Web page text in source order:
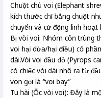
Chuột chù voi (Elephant
kích thước chỉ bằng chuột
chuyển và cử động linh
Bị vòi voi: Nhóm côn trùng
voi hại dừa/hại điều) có
dài.Vòi voi đầu đỏ (Pyrops
có chiếc vòi dài nhô ra từ
von gọi là “voi bay”
Tu hài (Ốc vòi voi): Đây là